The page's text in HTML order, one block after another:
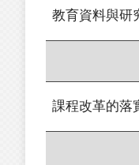
教育資料與研
課程改革的落